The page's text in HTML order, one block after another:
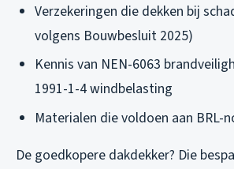
Verzekeringen die dekken bij
volgens Bouwbesluit 2025)
Kennis van NEN-6063
1991-1-4 windbelasting
Materialen die voldoen aan BRL-
De goedkopere dakdekker? Die